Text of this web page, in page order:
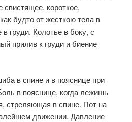
короткое,
будто от жесткою тела в
в груди. Колотье в боку, с
прилив к груди и биение
в спине и в пояснице при
в пояснице, когда лежишь
стреляющая в спине. Пот на
движении. Давление